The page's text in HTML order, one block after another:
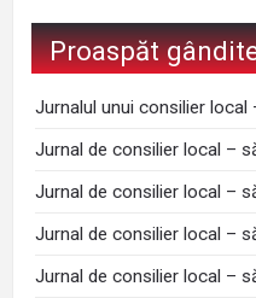
Proaspăt
Jurnalul unui consilier local
Jurnal de consilier local –
Jurnal de consilier local –
Jurnal de consilier local –
Jurnal de consilier local –